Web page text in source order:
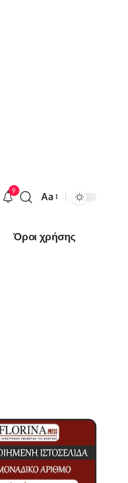
9
Font
Aa
Όροι χρήσης